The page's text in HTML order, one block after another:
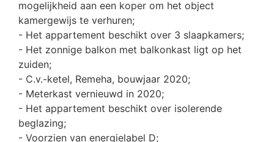
mogelijkheid aan een koper om het object
kamergewijs te verhuren;
- Het appartement beschikt over 3 slaapkamers;
- Het zonnige balkon met balkonkast ligt op het
zuiden;
- C.v.-ketel, Remeha, bouwjaar 2020;
- Meterkast vernieuwd in 2020;
- Het appartement beschikt over isolerende
beglazing;
- Voorzien van energielabel D;